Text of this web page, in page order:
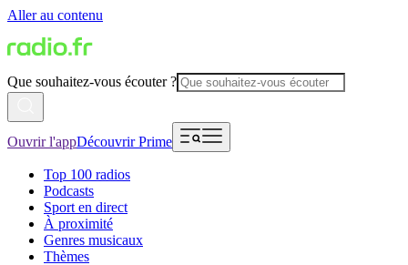
Aller au contenu
Que souhaitez-vous écouter ?
Ouvrir l'appDécouvrir Prime
Top 100 radios
Podcasts
Sport en direct
À proximité
Genres musicaux
Thèmes